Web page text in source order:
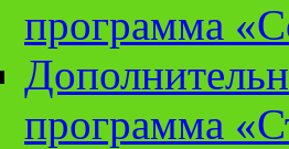
программа
программа